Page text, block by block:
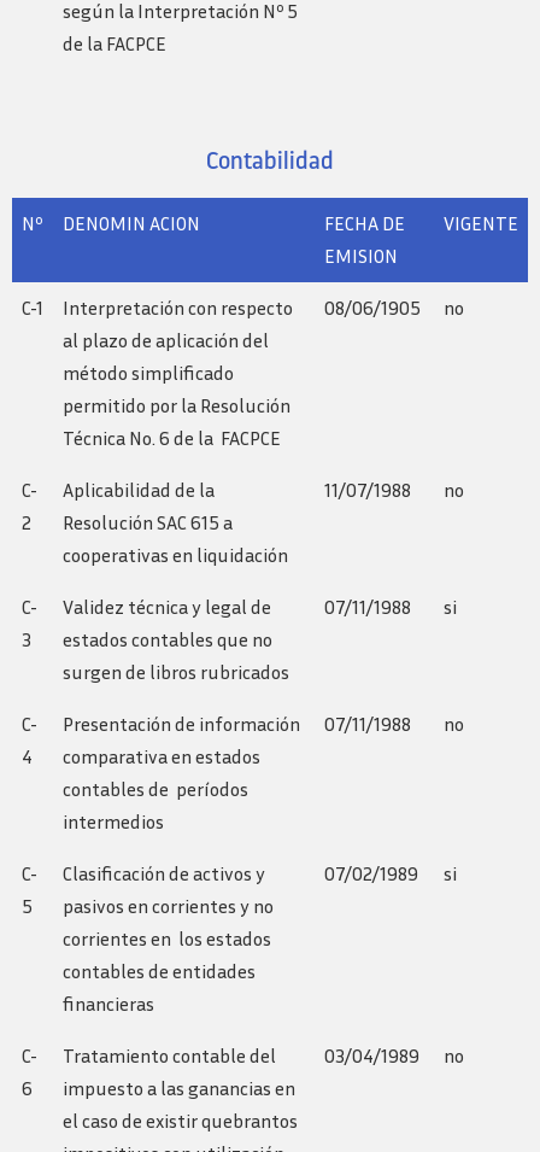
según la Interpretación Nº 5
de la FACPCE
Contabilidad
Nº DENOMIN ACION
FECHA DE
EMISION
VIGENTE
C-1
Interpretación con respecto
al plazo de aplicación del
método simplificado
permitido por la Resolución
Técnica No. 6 de la FACPCE
08/06/1905 no
C-
2
Aplicabilidad de la
Resolución SAC 615 a
cooperativas en liquidación
11/07/1988 no
C-
3
Validez técnica y legal de
estados contables que no
surgen de libros rubricados
07/11/1988 si
C-
4
Presentación de información
comparativa en estados
contables de períodos
intermedios
07/11/1988 no
C-
5
Clasificación de activos y
pasivos en corrientes y no
corrientes en los estados
contables de entidades
financieras
07/02/1989 si
C-
6
Tratamiento contable del
impuesto a las ganancias en
el caso de existir quebrantos
03/04/1989 no